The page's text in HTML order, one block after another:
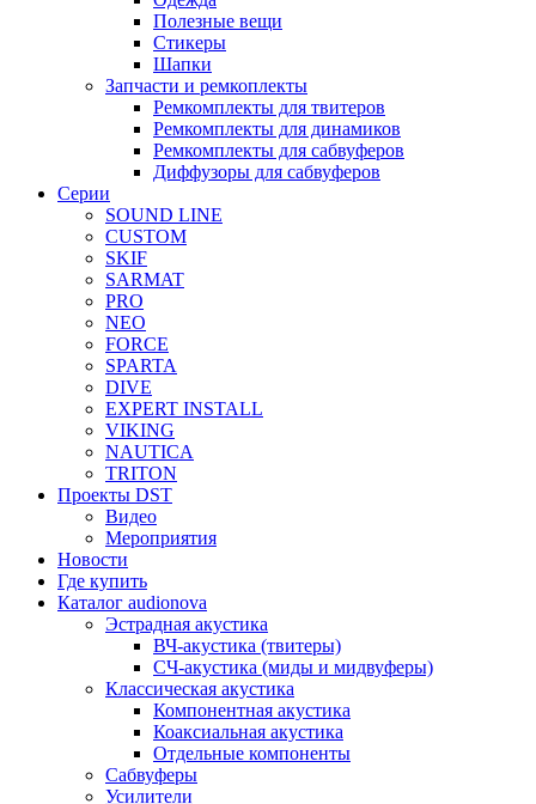
Полезные вещи
Стикеры
Шапки
Запчасти и ремкоплекты
Ремкомплекты для твитеров
Ремкомплекты для динамиков
Ремкомплекты для сабвуферов
Диффузоры для сабвуферов
Серии
SOUND LINE
CUSTOM
SKIF
SARMAT
PRO
NEO
FORCE
SPARTA
DIVE
EXPERT INSTALL
VIKING
NAUTICA
TRITON
Проекты DST
Видео
Мероприятия
Новости
Где купить
Каталог audionova
Эстрадная акустика
ВЧ-акустика (твитеры)
СЧ-акустика (миды и мидвуферы)
Классическая акустика
Компонентная акустика
Коаксиальная акустика
Отдельные компоненты
Сабвуферы
Усилители